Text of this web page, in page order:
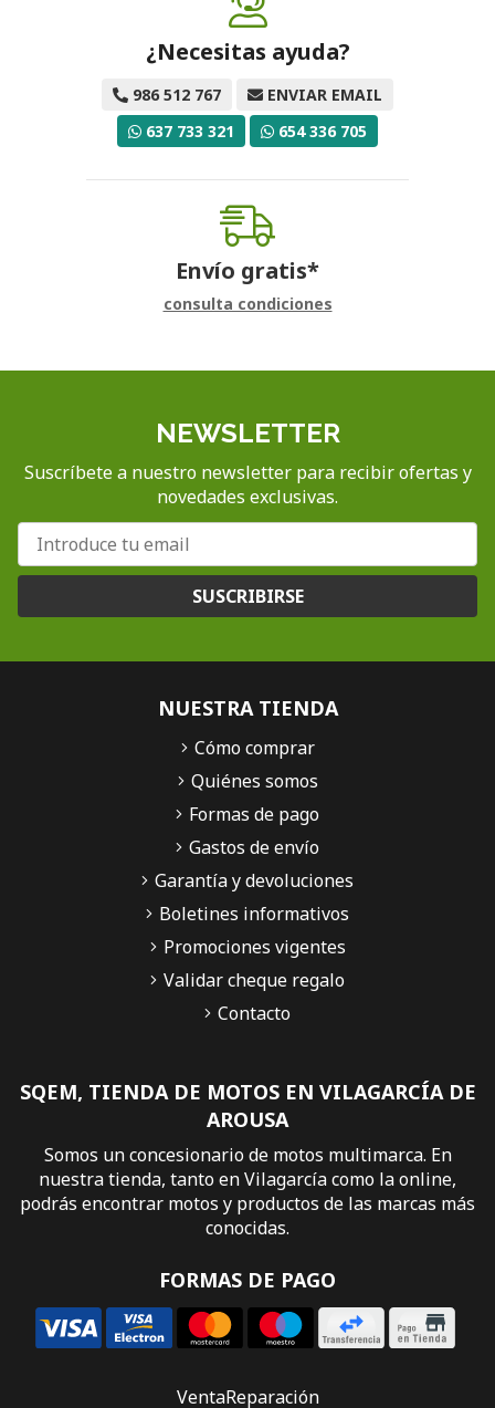
¿Necesitas ayuda?
986 512 767
ENVIAR EMAIL
637 733 321
654 336 705
Envío gratis*
consulta condiciones
NEWSLETTER
Suscríbete a nuestro newsletter para recibir ofertas y
novedades exclusivas.
SUSCRIBIRSE
SQEM, TIENDA DE MOTOS EN VILAGARCÍA DE
AROUSA
Somos un concesionario de motos multimarca. En
nuestra tienda, tanto en Vilagarcía como la online,
podrás encontrar motos y productos de las marcas más
conocidas.
FORMAS DE PAGO
NUESTRA TIENDA
Cómo comprar
Quiénes somos
Formas de pago
Gastos de envío
Garantía y devoluciones
Boletines informativos
Promociones vigentes
Validar cheque regalo
Contacto
VentaReparación